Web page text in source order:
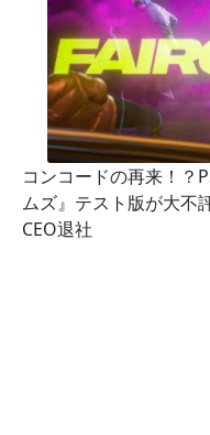
コンコードの再来！？
ムズ』テスト版が大不
CEO退社